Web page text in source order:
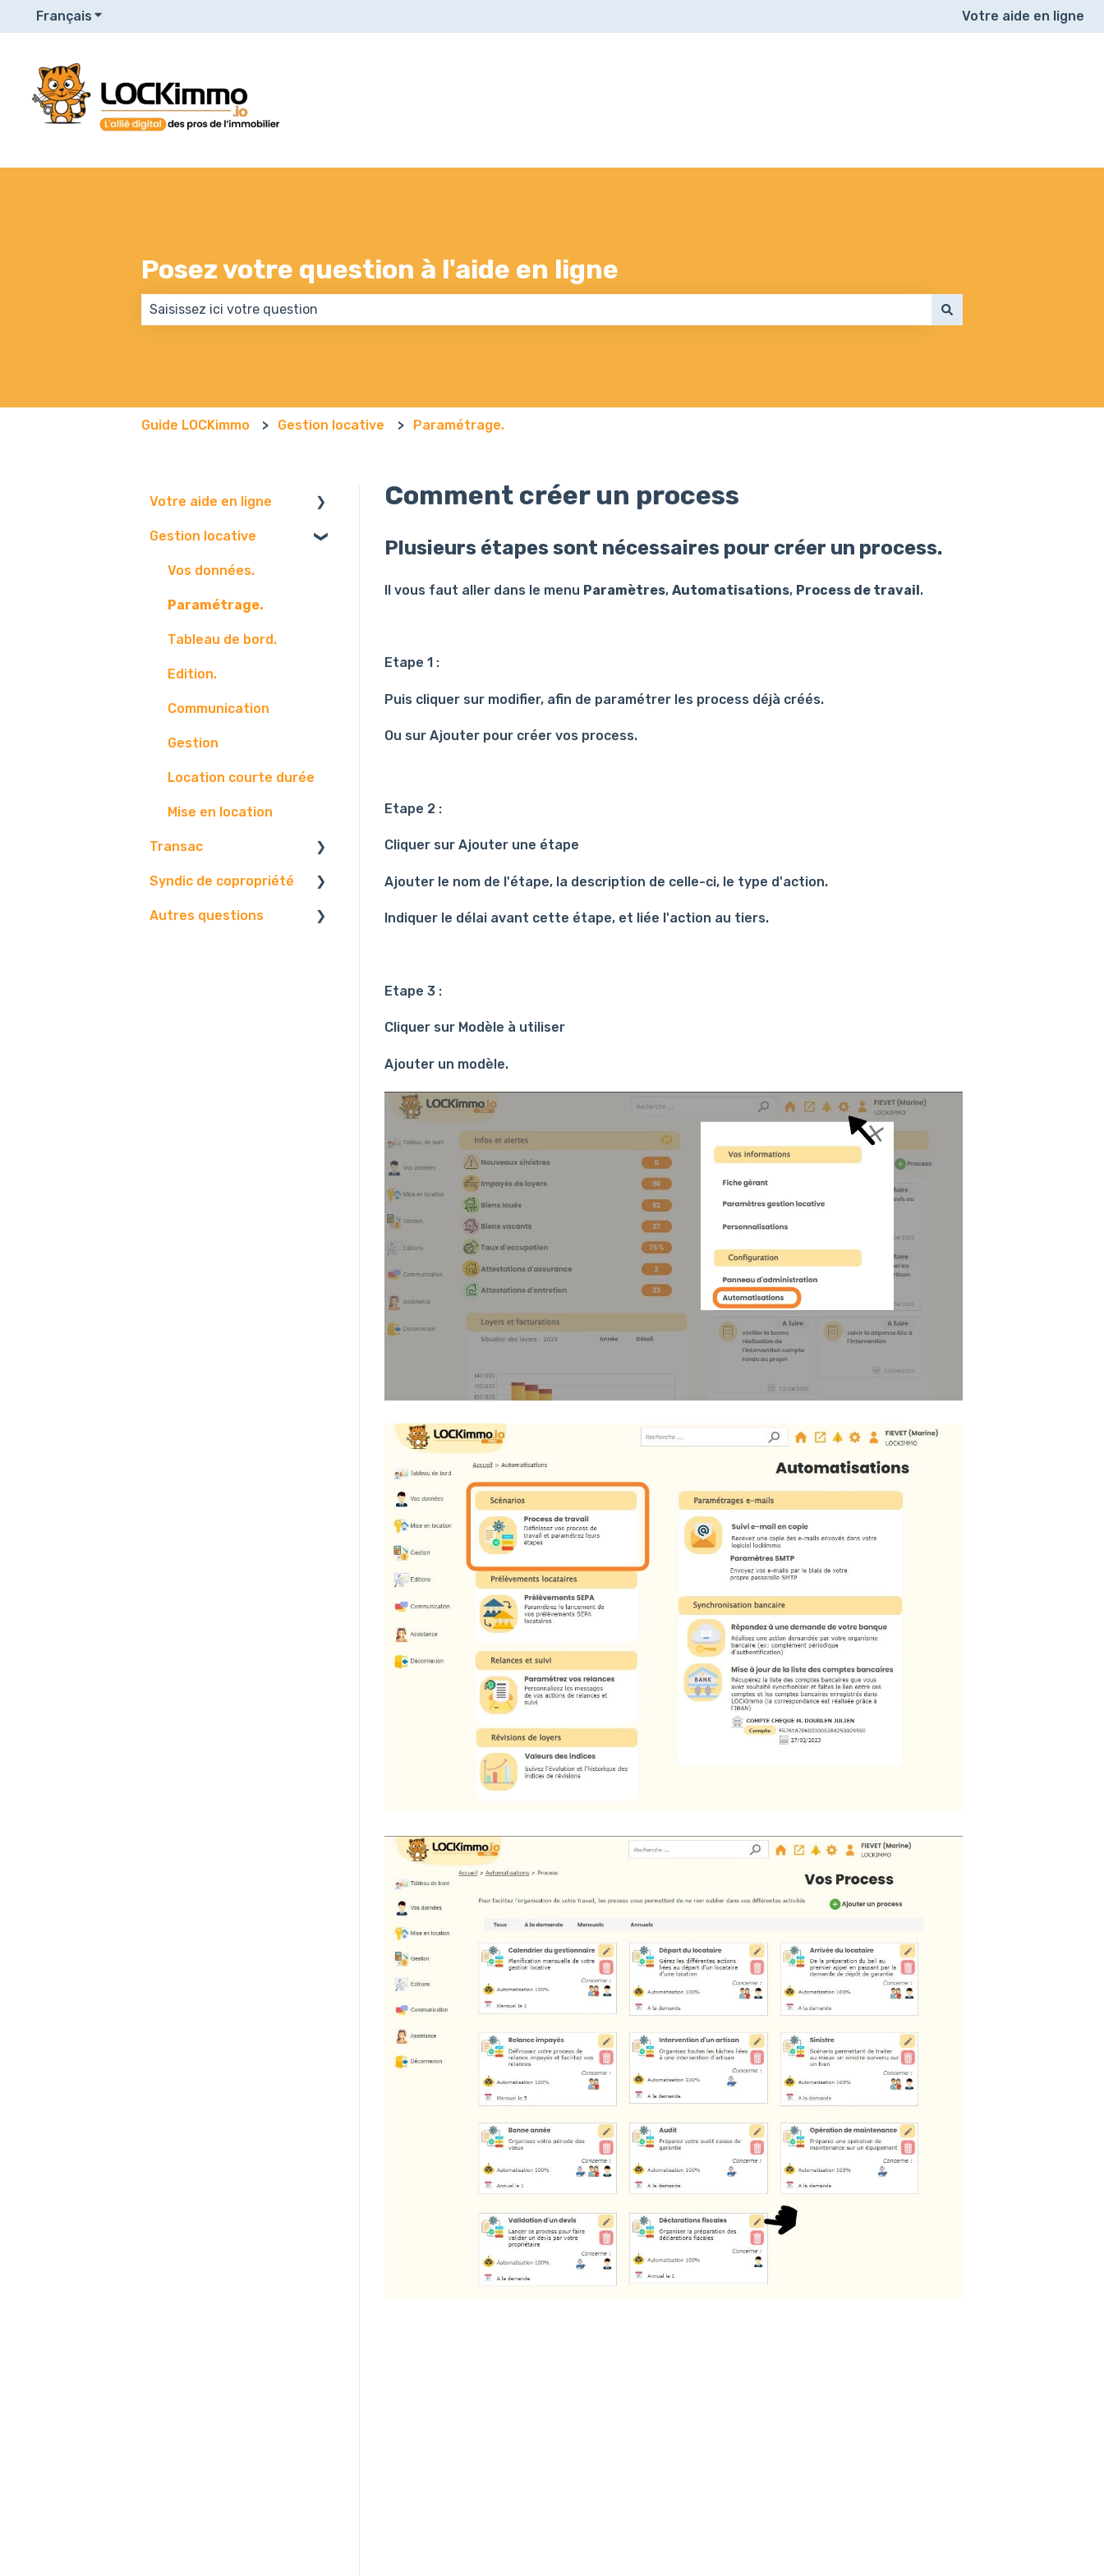
Français Afficher le sous-menu pour les traductions Votre aide en ligne
Posez votre question à l'aide en ligne
Guide LOCKimmo Gestion locative Paramétrage.
Comment créer un process
Plusieurs étapes sont nécessaires pour créer un process.
Il vous faut aller dans le menu Paramètres, Automatisations, Process de travail.
Etape 1 :
Puis cliquer sur modifier, afin de paramétrer les process déjà créés.
Ou sur Ajouter pour créer vos process.
Etape 2 :
Cliquer sur Ajouter une étape
Ajouter le nom de l'étape, la description de celle-ci, le type d'action.
Indiquer le délai avant cette étape, et liée l'action au tiers.
Etape 3 :
Cliquer sur Modèle à utiliser
Ajouter un modèle.
Votre aide en ligne
Navigateur
Boite mail
Gestion locative
Vos données.
Paramétrage.
Tableau de bord.
Edition.
Communication
Gestion
Location courte durée
Mise en location
Transac
Paramétrage
Vos contact
Syndic de copropriété
Vos données
Autres questions